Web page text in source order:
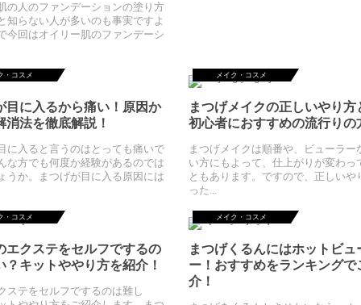
の人のファンデーションの塗り方
知らない人が多いのも事実ですよ
今回はオイリー肌のファンデーシ
・コスメ
目に入るから痛い！原因か
消法を徹底解説！
に入ると言うのはとっても痛いで
な方でも何度か経験があるのでは
うか。まつげが目に入る原因には
メイク・コスメ
まつげメイクの正しいやり方
初心者におすすめの流行りの
まつげメイクは順番や、ビューラー
い方にもよって、仕上がりが変わっ
ともあります。ですので、正しいや
った...
・コスメ
エクステをセルフでするの
？キットややり方を紹介！
ステをセルフでするのは難し
メイク・コスメ
まつげくるんにはホットビュ
ー！おすすめをランキングで
介！